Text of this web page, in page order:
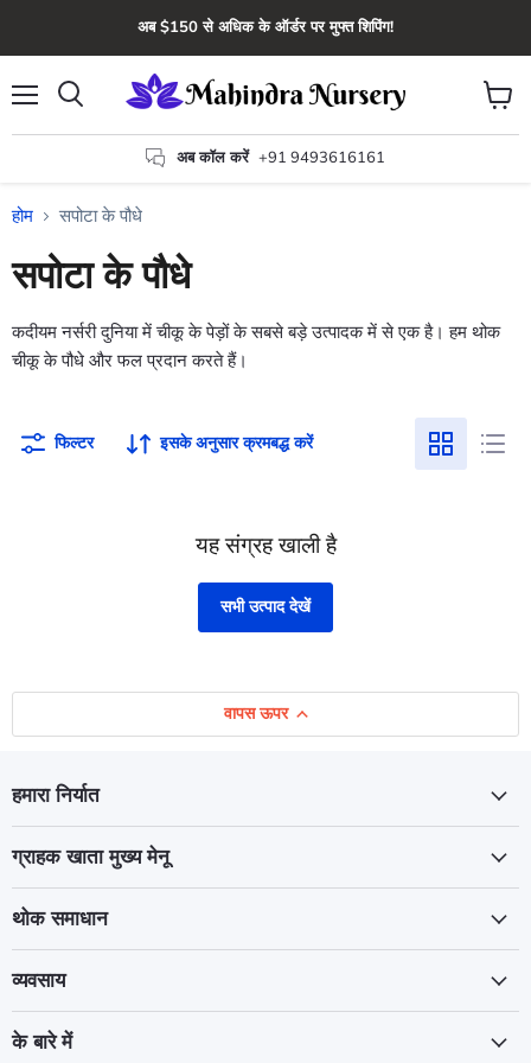
अब $150 से अधिक के ऑर्डर पर मुफ्त शिपिंग!
अब कॉल करें +91 9493616161
कार्ट
देंखे
होम सपोटा के पौधे
सपोटा के पौधे
कदीयम नर्सरी दुनिया में चीकू के पेड़ों के सबसे बड़े उत्पादक में से एक है। हम थोक
चीकू के पौधे और फल प्रदान करते हैं।
फिल्टर इसके अनुसार क्रमबद्ध करें
यह संग्रह खाली है
सभी उत्पाद देखें
वापस ऊपर
हमारा निर्यात
ग्राहक खाता मुख्य मेनू
थोक समाधान
व्यवसाय
के बारे में